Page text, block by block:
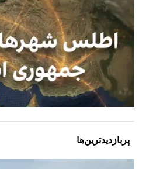
پربازدیدترین‌ها